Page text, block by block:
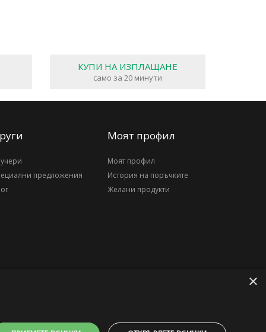
КУПИ НА ИЗПЛАЩАНЕ
само за 20 минути
предложения
Моят профил
Моят профил
История на поръчките
Желани продукти
×